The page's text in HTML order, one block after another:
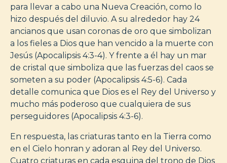
para llevar a cabo una Nueva Creación, como lo
hizo después del diluvio. A su alrededor hay 24
ancianos que usan coronas de oro que simbolizan
a los fieles a Dios que han vencido a la muerte con
Jesús (Apocalipsis 4:3-4). Y frente a él hay un mar
de cristal que simboliza que las fuerzas del caos se
someten a su poder (Apocalipsis 4:5-6). Cada
detalle comunica que Dios es el Rey del Universo y
mucho más poderoso que cualquiera de sus
perseguidores (Apocalipsis 4:3-6).
En respuesta, las criaturas tanto en la Tierra como
en el Cielo honran y adoran al Rey del Universo.
Cuatro criaturas en cada esquina del trono de Dios